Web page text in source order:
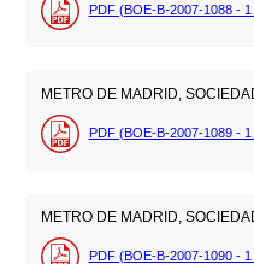
PDF (BOE-B-2007-1088 - 1
METRO DE MADRID,
PDF (BOE-B-2007-1089 - 1
METRO DE MADRID,
PDF (BOE-B-2007-1090 - 1